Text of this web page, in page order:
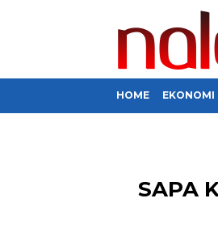
HOME EKONOMI
SAPA